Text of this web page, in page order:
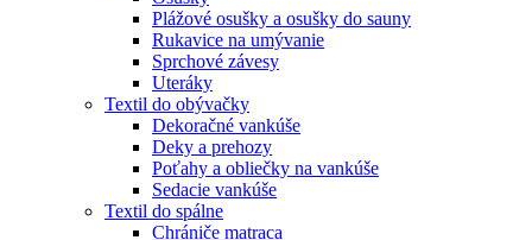
Plážové osušky a osušky do sauny
Rukavice na umývanie
Sprchové závesy
Uteráky
Textil do obývačky
Dekoračné vankúše
Deky a prehozy
Poťahy a obliečky na vankúše
Sedacie vankúše
Textil do spálne
Chrániče matraca